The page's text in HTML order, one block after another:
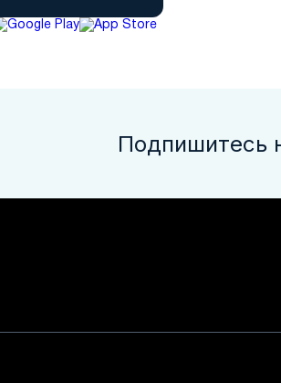
Подпишитесь